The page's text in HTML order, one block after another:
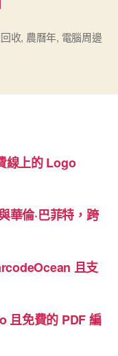
回
新
收, 農曆年, 電腦周邊
線上的 Logo
華倫·巴菲特，跨
且支
且免費的 PDF 編